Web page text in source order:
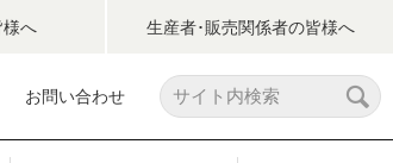
様へ 生産者･販売関係者の皆様へ
お問い合わせ